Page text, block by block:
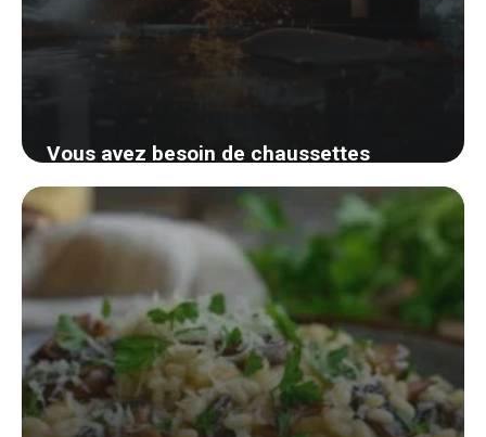
Vous avez besoin de chaussettes
sèches rapidement? Découvrez cette
astuce surprenante qui changera votre
quotidien
3 septembre 2024